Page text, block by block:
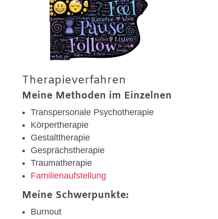
Therapieverfahren
Meine Methoden im Einzelnen
Transpersonale Psychotherapie
Körpertherapie
Gestalttherapie
Gesprächstherapie
Traumatherapie
Familienaufstellung
Meine Schwerpunkte:
Burnout